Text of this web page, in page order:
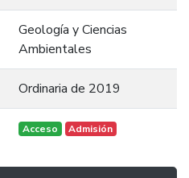
Geología y Ciencias
Ambientales
Ordinaria de 2019
Acceso Admisión